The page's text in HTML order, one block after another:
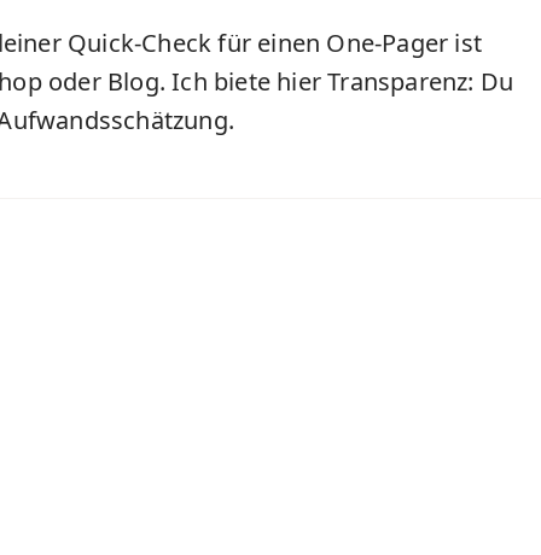
Quick-Check für einen One-Pager ist
oder Blog. Ich biete hier Transparenz: Du